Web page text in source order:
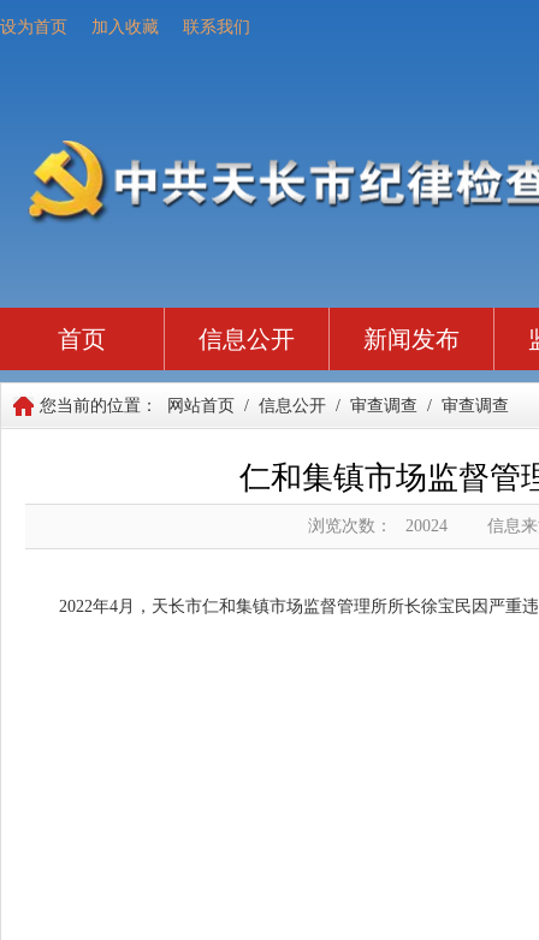
设为首页 加入收藏 联系我们
首页 信息公开 新闻发布
您当前的位置： 网站首页 / 信息公开 / 审查调查 / 审查调查
仁和集镇市场监督管
浏览次数： 20024 信息
2022年4月，天长市仁和集镇市场监督管理所所长徐宝民因严重